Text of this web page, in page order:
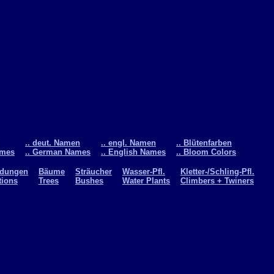
.. deut. Namen
.. German Names
.. engl. Namen
.. English Names
.. Blütenfarben
.. Bloom Colors
Bäume
Trees
Sträucher
Bushes
Wasser-Pfl.
Water Plants
Kletter-/Schling-Pfl.
Climbers + Twiners